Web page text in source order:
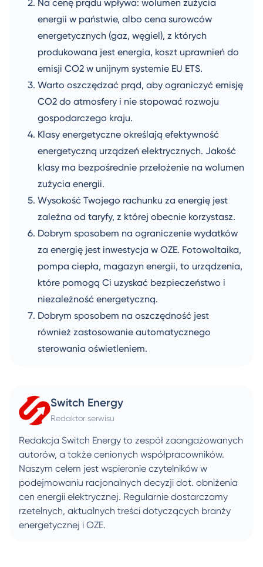
Na cenę prądu wpływa: wolumen zużycia
energii w państwie, albo cena surowców
energetycznych (gaz, węgiel), z których
produkowana jest energia, koszt uprawnień do
emisji CO2 w unijnym systemie EU ETS.
Warto oszczędzać prąd, aby ograniczyć emisję
CO2 do atmosfery i nie stopować rozwoju
gospodarczego kraju.
Klasy energetyczne określają efektywność
energetyczną urządzeń elektrycznych. Jakość
klasy ma bezpośrednie przełożenie na wolumen
zużycia energii.
Wysokość Twojego rachunku za energię jest
zależna od taryfy, z której obecnie korzystasz.
Dobrym sposobem na ograniczenie wydatków
za energię jest inwestycja w OZE. Fotowoltaika,
pompa ciepła, magazyn energii, to urządzenia,
które pomogą Ci uzyskać bezpieczeństwo i
niezależność energetyczną.
Dobrym sposobem na oszczędność jest
również zastosowanie automatycznego
sterowania oświetleniem.
Switch Energy
Redaktor serwisu
Redakcja Switch Energy to zespół zaangażowanych
autorów, a także cenionych współpracowników.
Naszym celem jest wspieranie czytelników w
podejmowaniu racjonalnych decyzji dot. obniżenia
cen energii elektrycznej. Regularnie dostarczamy
rzetelnych, aktualnych treści dotyczących branży
energetycznej i OZE.